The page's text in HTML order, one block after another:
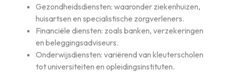
Gezondheidsdiensten: waaronder ziekenhuizen,
huisartsen en specialistische zorgverleners.
Financiële diensten: zoals banken, verzekeringen
en beleggingsadviseurs.
Onderwijsdiensten: variërend van kleuterscholen
tot universiteiten en opleidingsinstituten.